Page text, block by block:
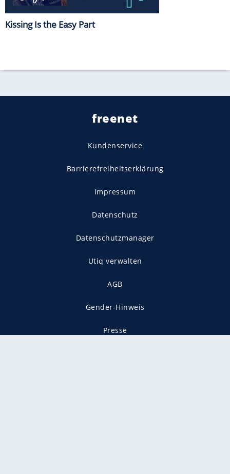
Kissing Is the Easy Part
freenet
Kundenservice
Barrierefreiheitserklärung
Impressum
Datenschutz
Datenschutzmanager
Utiq verwalten
AGB
Gender-Hinweis
Presse